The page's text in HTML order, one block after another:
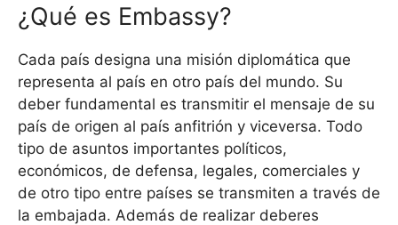
¿Qué es Embassy?
Cada país designa una misión diplomática que
representa al país en otro país del mundo. Su
deber fundamental es transmitir el mensaje de su
país de origen al país anfitrión y viceversa. Todo
tipo de asuntos importantes políticos,
económicos, de defensa, legales, comerciales y
de otro tipo entre países se transmiten a través de
la embajada. Además de realizar deberes